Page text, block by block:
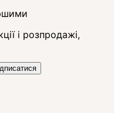
і розпродажі,